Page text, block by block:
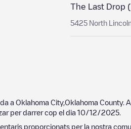
The Last Drop
5425 North
a Oklahoma City,Oklahoma County.
per darrer cop el dia 10/12/2025
proporcionats per la nostra